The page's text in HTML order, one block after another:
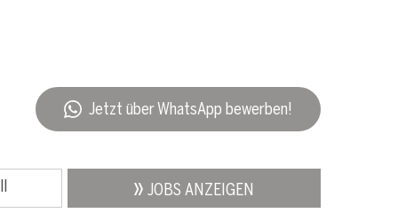
Jetzt über WhatsApp bewerben!
JOBS ANZEIGEN